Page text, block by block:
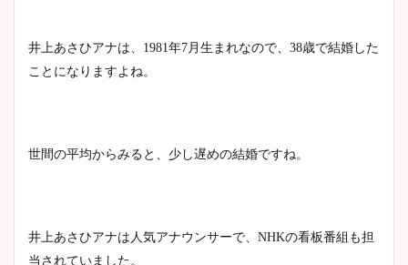
井上あさひアナは、1981年7月生まれなので、38歳で結婚した
ことになりますよね。
世間の平均からみると、少し遅めの結婚ですね。
井上あさひアナは人気アナウンサーで、NHKの看板番組も担
当されていました。